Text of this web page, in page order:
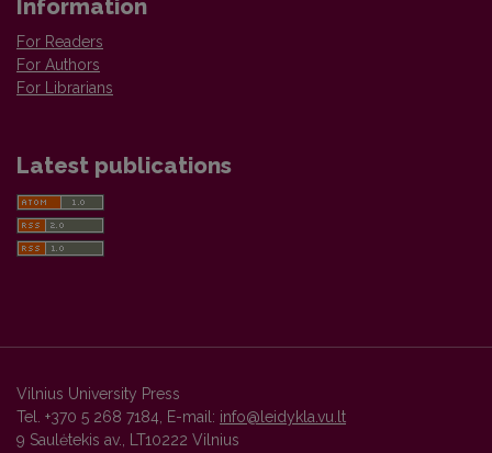
Information
For Readers
For Authors
For Librarians
Latest publications
Vilnius University Press
Tel. +370 5 268 7184, E-mail: info@leidykla.vu.lt
9 Saulėtekis av., LT10222 Vilnius